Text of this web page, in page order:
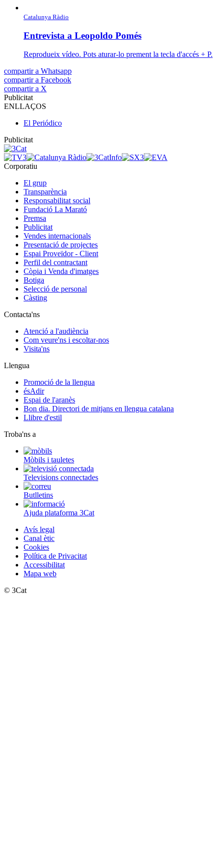
Catalunya Ràdio
Entrevista a Leopoldo Pomés
Reprodueix vídeo. Pots aturar-lo prement la tecla d'accés + P.
compartir a Whatsapp
compartir a Facebook
compartir a X
Publicitat
ENLLAÇOS
El Periódico
Publicitat
Corporatiu
El grup
Transparència
Responsabilitat social
Fundació La Marató
Premsa
Publicitat
Vendes internacionals
Presentació de projectes
Espai Proveïdor - Client
Perfil del contractant
Còpia i Venda d'imatges
Botiga
Selecció de personal
Càsting
Contacta'ns
Atenció a l'audiència
Com veure'ns i escoltar-nos
Visita'ns
Llengua
Promoció de la llengua
ésAdir
Espai de l'aranès
Bon dia. Directori de mitjans en llengua catalana
Llibre d'estil
Troba'ns a
Mòbils i tauletes
Televisions connectades
Butlletins
Ajuda plataforma 3Cat
Avís legal
Canal ètic
Cookies
Política de Privacitat
Accessibilitat
Mapa web
© 3Cat